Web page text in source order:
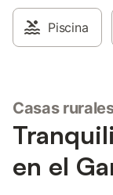
Piscina
Casas
en el